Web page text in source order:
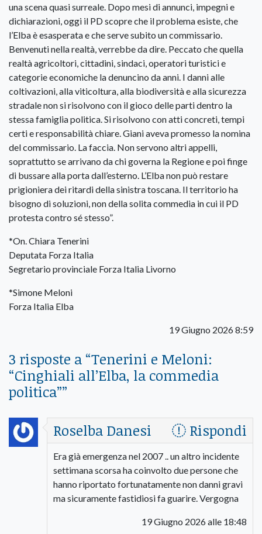
una scena quasi surreale. Dopo mesi di annunci, impegni e
dichiarazioni, oggi il PD scopre che il problema esiste, che
l’Elba è esasperata e che serve subito un commissario.
Benvenuti nella realtà, verrebbe da dire. Peccato che quella
realtà agricoltori, cittadini, sindaci, operatori turistici e
categorie economiche la denuncino da anni. I danni alle
coltivazioni, alla viticoltura, alla biodiversità e alla sicurezza
stradale non si risolvono con il gioco delle parti dentro la
stessa famiglia politica. Si risolvono con atti concreti, tempi
certi e responsabilità chiare. Giani aveva promesso la nomina
del commissario. La faccia. Non servono altri appelli,
soprattutto se arrivano da chi governa la Regione e poi finge
di bussare alla porta dall’esterno. L’Elba non può restare
prigioniera dei ritardi della sinistra toscana. Il territorio ha
bisogno di soluzioni, non della solita commedia in cui il PD
protesta contro sé stesso”.
*On. Chiara Tenerini
Deputata Forza Italia
Segretario provinciale Forza Italia Livorno
*Simone Meloni
Forza Italia Elba
19 Giugno 2026 8:59
3 risposte a “Tenerini e Meloni:
“Cinghiali all’Elba, la commedia
politica””
Roselba Danesi
Rispondi
Era già emergenza nel 2007 .. un altro incidente
settimana scorsa ha coinvolto due persone che
hanno riportato fortunatamente non danni gravi
ma sicuramente fastidiosi fa guarire. Vergogna
19 Giugno 2026 alle 18:48